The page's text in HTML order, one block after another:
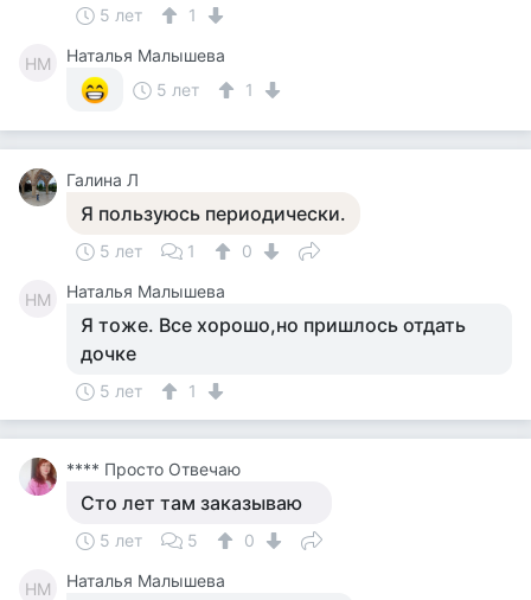
5 лет 1
НМ
Наталья Малышева
5 лет
1
Галина Л
Я пользуюсь периодически.
5 лет 1 0
НМ Наталья Малышева
Я тоже. Все хорошо,но пришлось отдать
дочке
5 лет 1
**** Просто Отвечаю
Сто лет там заказываю
5 лет 5 0
НМ Наталья Малышева